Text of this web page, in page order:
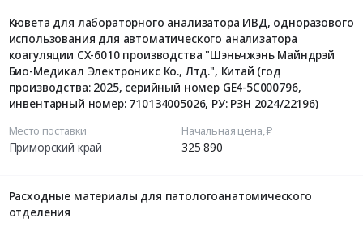
Кювета для лабораторного анализатора ИВД, одноразового
использования для автоматического анализатора
коагуляции СХ-6010 производства "Шэньчжэнь Майндрэй
Био-Медикал Электроникс Ко., Лтд.", Китай (год
производства: 2025, серийный номер GE4-5C000796,
инвентарный номер: 710134005026, РУ: РЗН 2024/22196)
Место поставки
Приморский край
Начальная цена, ₽
325 890
Расходные материалы для патологоанатомического
отделения